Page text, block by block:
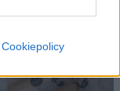
Cookiepolicy
I VINTER